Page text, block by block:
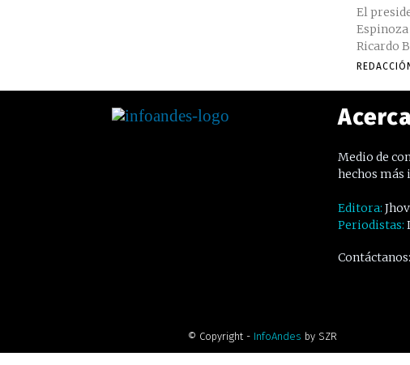
El
Ricardo
Medio de
hechos más
Editora:
Periodistas:
Contáctanos:
© Copyright - InfoAndes by SZR